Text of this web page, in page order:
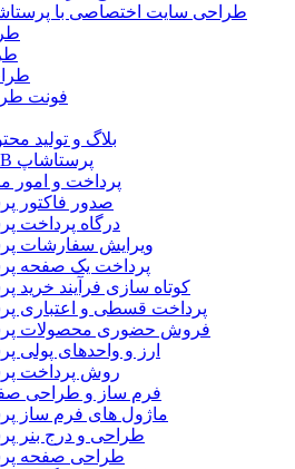
طراحی سایت اختصاصی با
فونت
بلاگ و تولید
ماژول های B2B پرستاشاپ
پرداخت و امور
صدور فاکتور
درگاه پرداخت
ویرایش سفارشات
پرداخت یک صفحه
کوتاه سازی فرآیند خرید
پرداخت قسطی و اعتباری
فروش حضوری محصولات
ارز و واحدهای پولی
روش پرداخت
فرم ساز و طراحی
ماژول های فرم ساز
طراحی و درج بنر
طراحی صفحه